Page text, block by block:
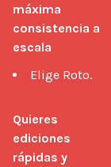
máxima
consistencia a
escala
Elige Roto.
Quieres
ediciones
rápidas y